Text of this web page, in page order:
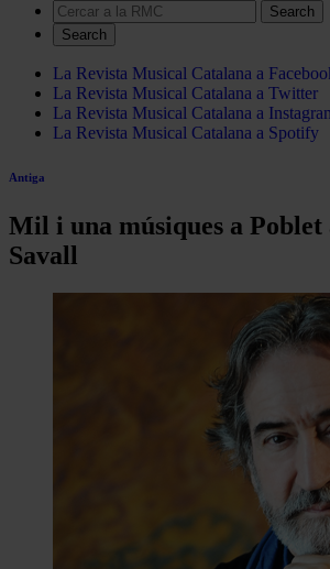
Search
La Revista Musical Catalana a
La Revista Musical Catalana a Twitter
La Revista Musical Catalana a
La Revista Musical Catalana a Spotify
Antiga
Mil i una músiques a
Savall